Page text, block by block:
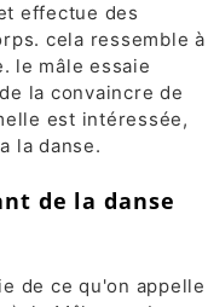
effectue des
cela ressemble à
le mâle essaie
la convaincre de
est intéressée,
la danse.
de la danse
de ce qu'on appelle